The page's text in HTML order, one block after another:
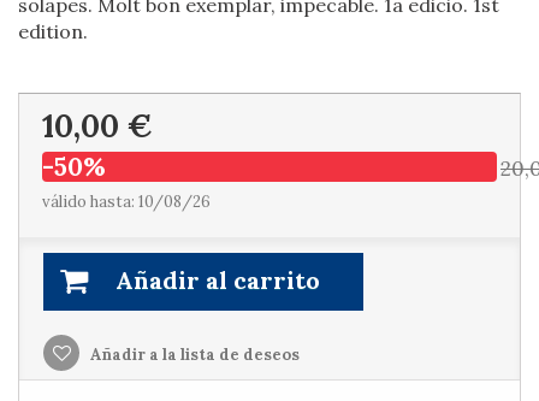
solapes. Molt bon exemplar, impecable. 1a edicio. 1st
edition.
10,00 €
-50%
válido hasta: 10/08/26
Añadir al carrito
Añadir a la lista de deseos